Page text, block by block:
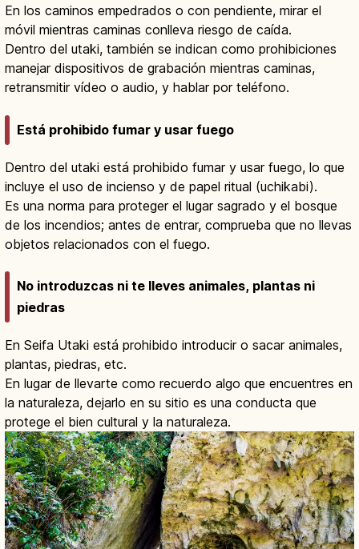
En los caminos empedrados o con pendiente, mirar el
móvil mientras caminas conlleva riesgo de caída.
Dentro del utaki, también se indican como prohibiciones
manejar dispositivos de grabación mientras caminas,
retransmitir vídeo o audio, y hablar por teléfono.
Está prohibido fumar y usar fuego
Dentro del utaki está prohibido fumar y usar fuego, lo que
incluye el uso de incienso y de papel ritual (uchikabi).
Es una norma para proteger el lugar sagrado y el bosque
de los incendios; antes de entrar, comprueba que no llevas
objetos relacionados con el fuego.
No introduzcas ni te lleves animales, plantas ni
piedras
En Seifa Utaki está prohibido introducir o sacar animales,
plantas, piedras, etc.
En lugar de llevarte como recuerdo algo que encuentres en
la naturaleza, dejarlo en su sitio es una conducta que
protege el bien cultural y la naturaleza.